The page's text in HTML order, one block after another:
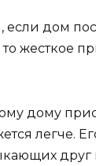
дом
жесткое
дому
легче.
друг